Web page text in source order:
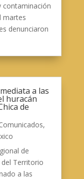
contaminación
martes
denunciaron
a las
huracán
de
,
de
Territorio
a las